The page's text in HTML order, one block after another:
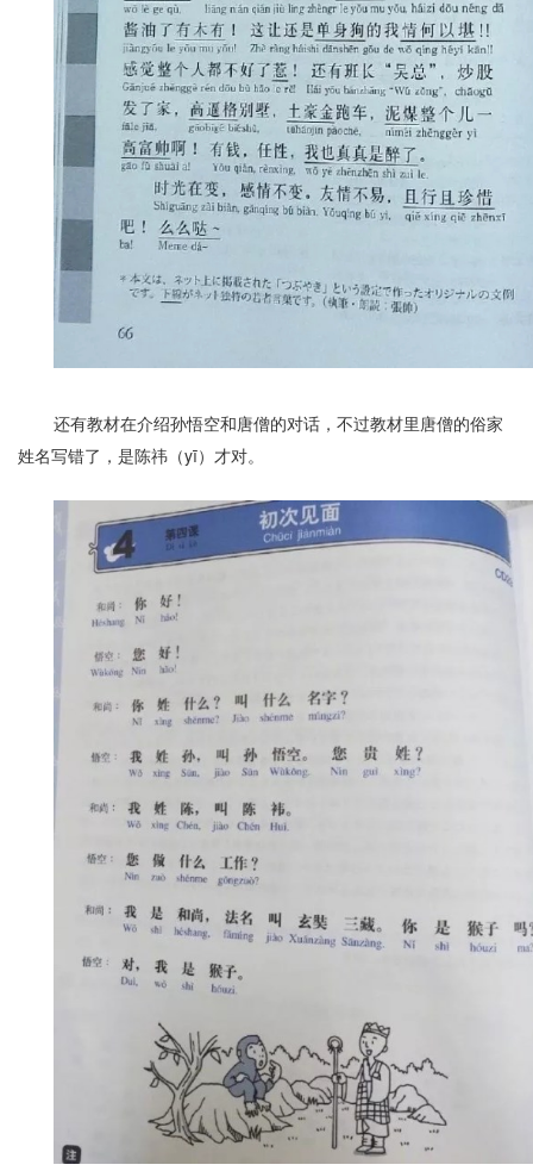
还有教材在介绍孙悟空和唐僧的对话，不过教材里唐僧的俗家
姓名写错了，是陈祎（yī）才对。